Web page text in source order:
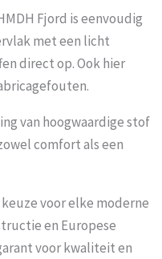
Fjord is eenvoudig
met een licht
direct op. Ook hier
van hoogwaardige stof
comfort als een
voor elke moderne
en Europese
voor kwaliteit en